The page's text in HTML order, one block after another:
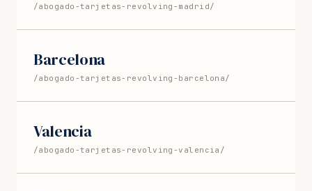
/abogado-tarjetas-revolving-madrid/
Barcelona
/abogado-tarjetas-revolving-barcelona/
Valencia
/abogado-tarjetas-revolving-valencia/